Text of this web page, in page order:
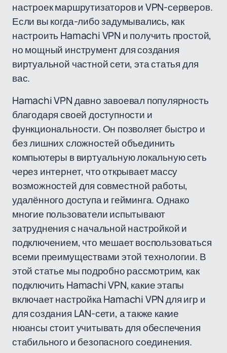
настроек маршрутизаторов и VPN-серверов.
Если вы когда-либо задумывались, как
настроить Hamachi VPN и получить простой,
но мощный инструмент для создания
виртуальной частной сети, эта статья для
вас.
Hamachi VPN давно завоевал популярность
благодаря своей доступности и
функциональности. Он позволяет быстро и
без лишних сложностей объединить
компьютеры в виртуальную локальную сеть
через интернет, что открывает массу
возможностей для совместной работы,
удалённого доступа и гейминга. Однако
многие пользователи испытывают
затруднения с начальной настройкой и
подключением, что мешает воспользоваться
всеми преимуществами этой технологии. В
этой статье мы подробно рассмотрим, как
подключить Hamachi VPN, какие этапы
включает настройка Hamachi VPN для игр и
для создания LAN-сети, а также какие
нюансы стоит учитывать для обеспечения
стабильного и безопасного соединения.